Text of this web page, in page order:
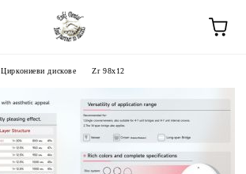
Циркониеви дискове Zr 98x12